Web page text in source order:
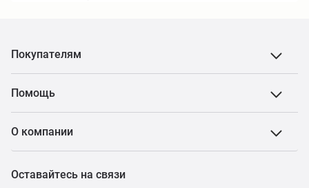
Покупателям
Помощь
О компании
Оставайтесь на связи